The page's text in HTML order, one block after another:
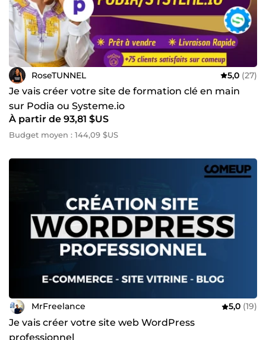
RoseTUNNEL 5,0 (27)
Je vais créer votre site de formation clé en main
sur Podia ou Systeme.io
À partir de 93,81 $US
Budget moyen : 144,09 $US
MrFreelance 5,0 (19)
Je vais créer votre site web WordPress
professionnel